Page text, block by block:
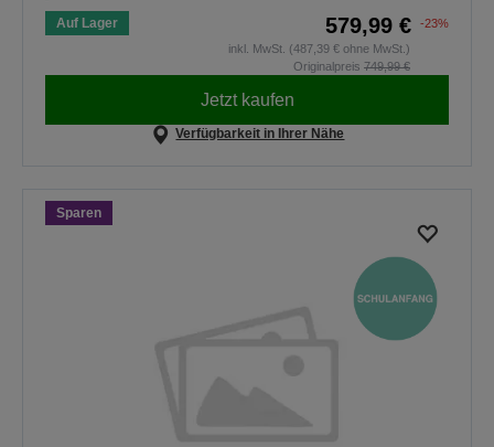
Auf Lager 579,99 €
-23%
inkl. MwSt. (487,39 € ohne MwSt.)
Originalpreis 749,99 €
Jetzt kaufen
Verfügbarkeit in Ihrer Nähe
Sparen